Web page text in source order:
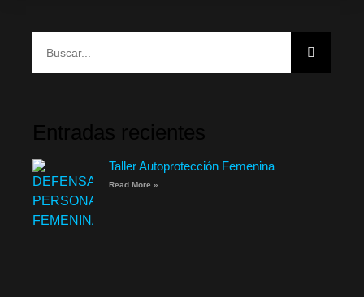
Entradas recientes
Taller Autoprotección Femenina
Read More »